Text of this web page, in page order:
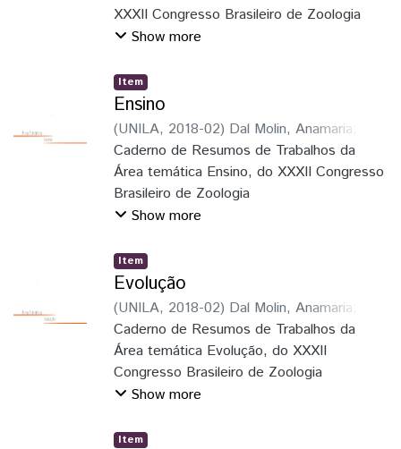
Ribeiro;Pie, Marcio Roberto; Löwenberg
Neto, Peter
XXXII Congresso Brasileiro de Zoologia
Show more
Item
Ensino
(UNILA, 2018-02) Dal Molin, Anamaria
Soares, Elaine Della Giustina;Schmitz,
Hermes José; Faria Junior, Luiz Roberto
Ribeiro;Pie, Marcio Roberto
Neto, Peter
Caderno de Resumos de Trabalhos da
Área temática Ensino, do XXXII Congresso
Brasileiro de Zoologia
Show more
Item
Evolução
(UNILA, 2018-02) Dal Molin, Anamaria
Soares, Elaine Della Giustina;Schmitz,
Hermes José; Faria Junior, Luiz Roberto
Ribeiro;Pie, Marcio Roberto;Löwenberg
Neto, Peter
Caderno de Resumos de Trabalhos da
Área temática Evolução, do XXXII
Congresso Brasileiro de Zoologia
Show more
Item